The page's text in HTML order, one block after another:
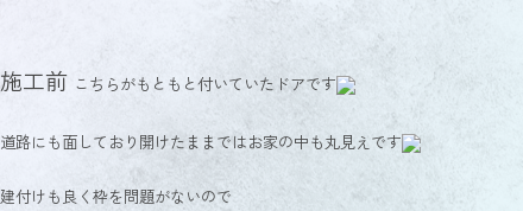
施工前 こちらがもともと付いていたドアです
道路にも面しており開けたままではお家の中も丸見えです
建付けも良く枠を問題がないので